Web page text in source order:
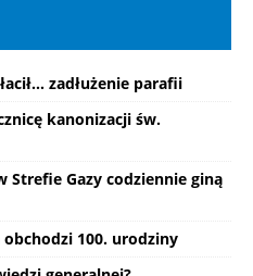
zadłużenie parafii
kanonizacji św.
Strefie Gazy codziennie giną
100. urodziny